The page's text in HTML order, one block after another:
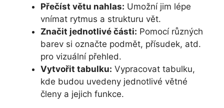
Přečíst větu nahlas: Umožní jim lépe
vnímat rytmus a strukturu vět.
Značit jednotlivé části: Pomocí různých
barev si označte podmět, přísudek, atd.
pro vizuální přehled.
Vytvořit tabulku: Vypracovat tabulku,
kde budou uvedeny jednotlivé větné
členy a jejich funkce.